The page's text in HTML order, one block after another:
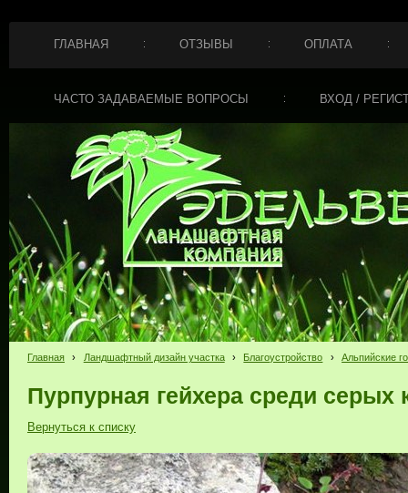
ГЛАВНАЯ ОТЗЫВЫ ОПЛАТА
ЧАСТО ЗАДАВАЕМЫЕ ВОПРОСЫ ВХОД /
Главная › Ландшафтный дизайн участка › Благоустройство › Альпийские
Пурпурная гейхера среди серых
Вернуться к списку